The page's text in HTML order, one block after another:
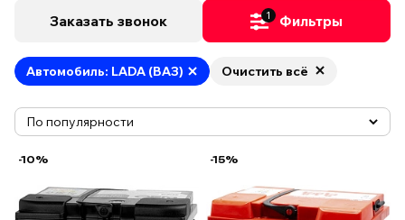
Заказать звонок 1 Фильтры
Автомобиль: LADA (ВАЗ) Очистить всё
-10% -15%